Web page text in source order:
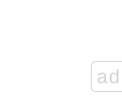
ad